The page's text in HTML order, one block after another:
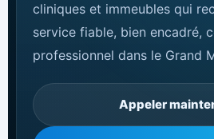
cliniques et immeubles qui
service fiable, bien encadré,
professionnel dans le Grand
Appeler